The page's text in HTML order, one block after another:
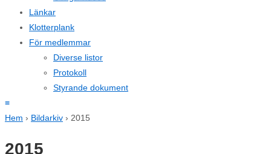
Länkar
Klotterplank
För medlemmar
Diverse listor
Protokoll
Styrande dokument
≡
Hem › Bildarkiv › 2015
2015